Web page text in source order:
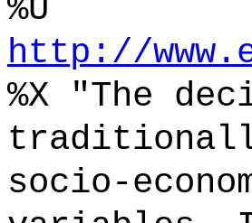
%U
http://
%X "The
socio-